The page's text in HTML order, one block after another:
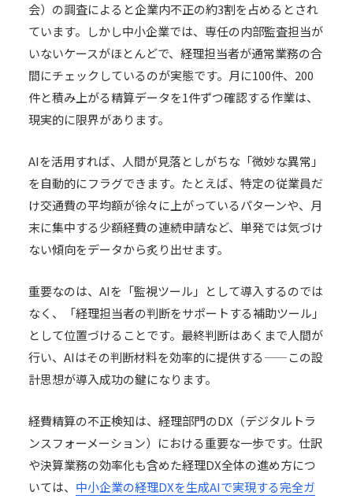
会）の調査によると企業内不正の約3割を占めるとされ
ています。しかし中小企業では、専任の内部監査担当が
いないケースがほとんどで、経理担当者が通常業務の合
間にチェックしているのが実態です。月に100件、200
件と積み上がる精算データを1件ずつ確認する作業は、
現実的に限界があります。
AIを活用すれば、人間が見落としがちな「微妙な異常」
を自動的にフラグできます。たとえば、特定の従業員だ
け交通費の平均額が徐々に上がっているパターンや、月
末に集中する少額経費の連続申請など、単発では気づけ
ない傾向をデータから炙り出せます。
重要なのは、AIを「監視ツール」として導入するのでは
なく、「経理担当者の判断をサポートする補助ツール」
として位置づけることです。最終判断はあくまで人間が
行い、AIはその判断材料を効率的に提供する——この設
計思想が導入成功の鍵になります。
経費精算の不正検知は、経理部門のDX（デジタルトラ
ンスフォーメーション）における重要な一歩です。仕訳
や決算業務の効率化も含めた経理DX全体の進め方につ
いては、 中小企業の経理DXを生成AIで実現する完全ガ